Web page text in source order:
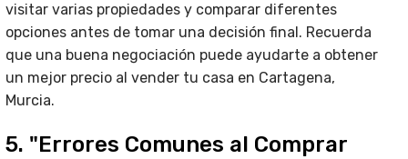
visitar varias propiedades y comparar diferentes
opciones antes de tomar una decisión final. Recuerda
que una buena negociación puede ayudarte a obtener
un mejor precio al vender tu casa en Cartagena,
Murcia.
5. "Errores Comunes al Comprar